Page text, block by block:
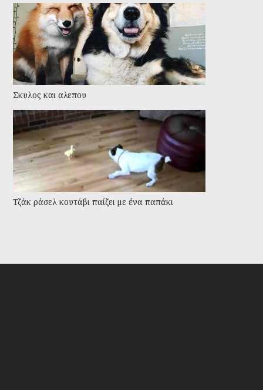
Σκυλος και αλεπου
Τζάκ ράσελ κουτάβι παίζει με ένα παπάκι